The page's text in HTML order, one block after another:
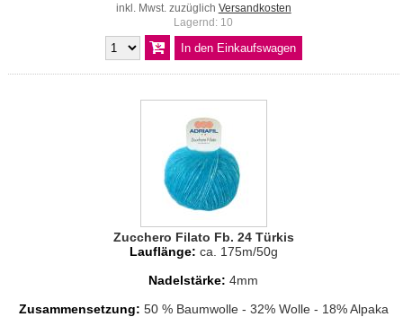
inkl. Mwst. zuzüglich Versandkosten
Lagernd: 10
Zucchero Filato Fb. 24 Türkis
Lauflänge: ca. 175m/50g
Nadelstärke: 4mm
Zusammensetzung: 50 % Baumwolle - 32% Wolle - 18% Alpaka